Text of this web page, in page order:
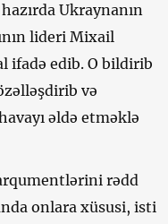
Ukraynanın
lideri Mixail
ifadə edib. O bildirib
və
əldə etməklə
rədd
onlara xüsusi, isti